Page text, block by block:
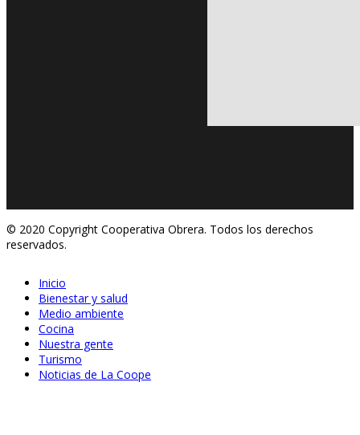
© 2020 Copyright Cooperativa Obrera. Todos los derechos
reservados.
Inicio
Bienestar y salud
Medio ambiente
Cocina
Nuestra gente
Turismo
Noticias de La Coope